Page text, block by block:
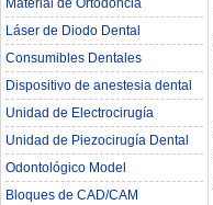
Material de Ortodoncia
Láser de Diodo Dental
Consumibles Dentales
Dispositivo de anestesia dental
Unidad de Electrocirugía
Unidad de Piezocirugía Dental
Odontológico Model
Bloques de CAD/CAM